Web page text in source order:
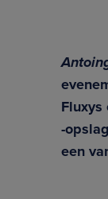
Fluxys
-
een